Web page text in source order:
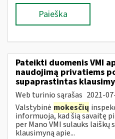
Paieška
Pateikti duomenis VMI
naudojimą privatiems
supaprastintas
Web turinio sąrašas 2021-
Valstybinė mokesčių
informuoja, kad šią savaitę
per Mano VMI sulauks laiškų
klausimyną apie...